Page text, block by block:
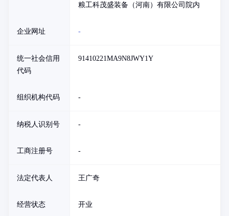
粮工科茂盛装备（河南）有限公司院内
企业网址 -
统一社会信用
代码
91410221MA9N8JWY1Y
组织机构代码 -
纳税人识别号 -
工商注册号 -
法定代表人 王广奇
经营状态 开业